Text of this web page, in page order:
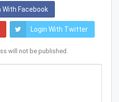
With Facebook
Login With Twitter
will not be published.